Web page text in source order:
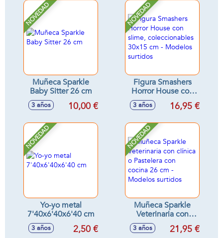
NOVEDAD
Muñeca Sparkle
Baby Sitter 26 cm
3 años 10,00 €
NOVEDAD
Figura Smashers
Horror House con
slime,
coleccionables
Modelos surtidos
3 años 16,95 €
NOVEDAD
Yo-yo metal
7'40x6'40x6'40 cm
3 años 2,50 €
NOVEDAD
Muñeca Sparkle
Veterinaria con
clínica o Pastelera
con cocina 26 cm -
3 años 21,95 €